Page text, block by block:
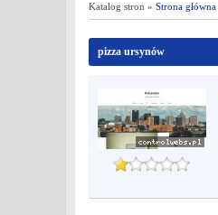
Katalog stron » Strona główna
pizza ursynów